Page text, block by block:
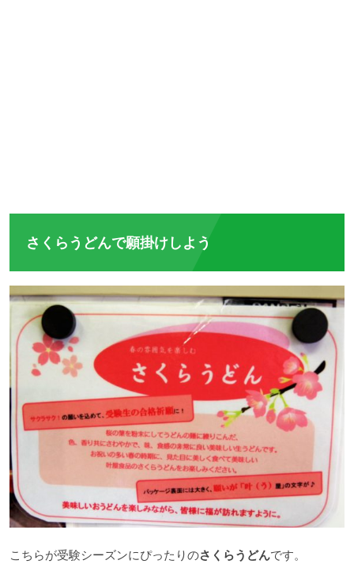
さくらうどんで願掛けしよう
こちらが受験シーズンにぴったりのさくらうどんです。